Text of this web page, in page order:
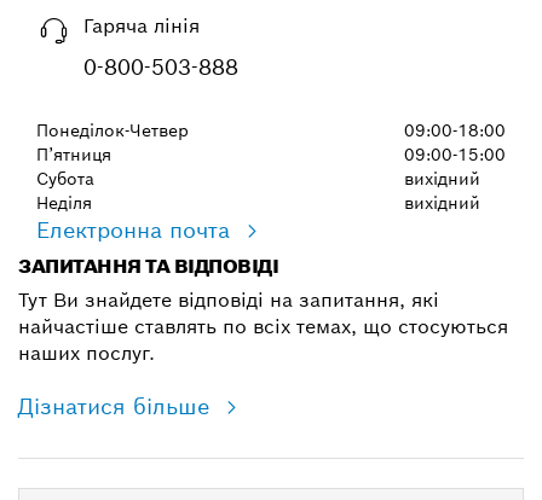
Гаряча лінія
0-800-503-888
Понеділок-Четвер
П’ятниця
Субота
Неділя
09:00-18:00
09:00-15:00
вихідний
вихідний
Електронна почта
ЗАПИТАННЯ ТА ВІДПОВІДІ
Тут Ви знайдете відповіді на запитання, які
найчастіше ставлять по всіх темах, що стосуються
наших послуг.
Дізнатися більше